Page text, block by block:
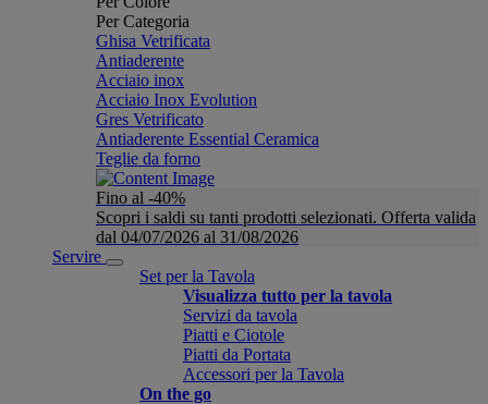
Per Categoria
Ghisa Vetrificata
Antiaderente
Acciaio inox
Acciaio Inox Evolution
Gres Vetrificato
Antiaderente Essential Ceramica
Teglie da forno
Fino al -40%
Scopri i saldi su tanti prodotti selezionati. Offerta valida
dal 04/07/2026 al 31/08/2026
Servire
Set per la Tavola
Visualizza tutto per la tavola
Servizi da tavola
Piatti e Ciotole
Piatti da Portata
Accessori per la Tavola
On the go